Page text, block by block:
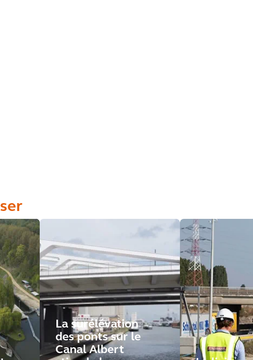
La surélévation
des ponts sur le
Canal Albert